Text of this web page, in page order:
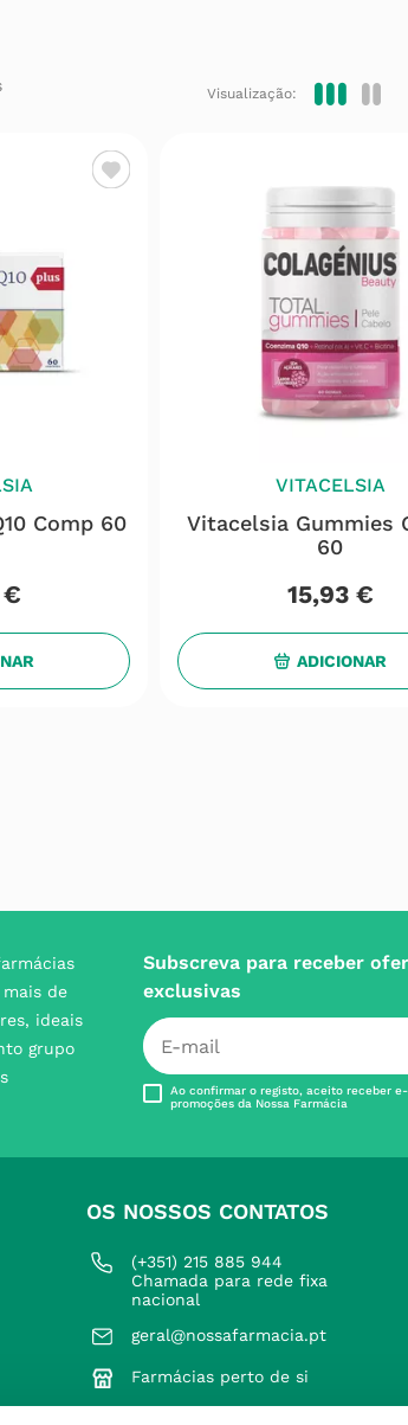
Visualização:
Comp 60
€
VITACELSIA
Vitacelsia Gummies
60
15,93 €
ADICIONAR
de
ideais
grupo
Subscreva para receber
exclusivas
Ao confirmar o registo, aceito receber
promoções da Nossa Farmácia
OS NOSSOS CONTATOS
(+351) 215 885 944
Chamada para rede fixa
nacional
geral@nossafarmacia.pt
Farmácias perto de si